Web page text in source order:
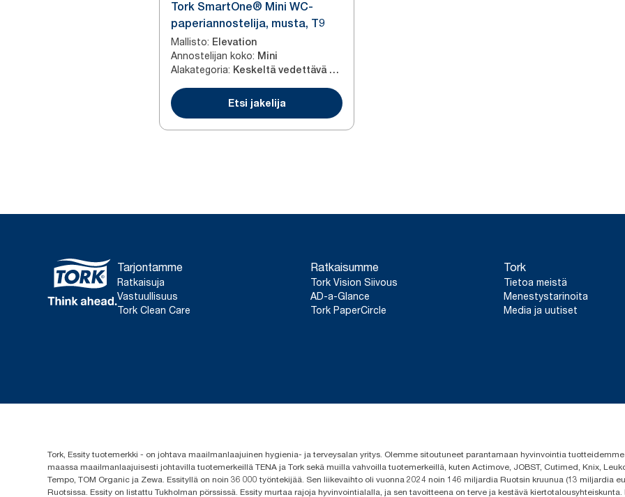
Tork SmartOne® Mini WC-
paperiannostelija, musta, T9
Mallisto: Elevation
Annostelijan koko: Mini
Alakategoria: Keskeltä vedettävä wc-paperi
Etsi jakelija
Tarjontamme
Ratkaisuja
Vastuullisuus
Tork Clean Care
Ratkaisumme
Tork Vision Siivous
AD-a-Glance
Tork PaperCircle
Tork
Tietoa meistä
Menestystarinoita
Media ja uutiset
Tork, Essity tuotemerkki - on johtava maailmanlaajuinen hygienia- ja terveysalan yritys. Olemme sitoutuneet parantamaan hyvinvointia
maassa maailmanlaajuisesti johtavilla tuotemerkeillä TENA ja Tork sekä muilla vahvoilla tuotemerkeillä, kuten Actimove, JOBST, Cutimed, Knix,
Tempo, TOM Organic ja Zewa. Essityllä on noin 36 000 työntekijää. Sen liikevaihto oli vuonna 2024 noin 146 miljardia Ruotsin kruunua (13 miljardia
Ruotsissa. Essity on listattu Tukholman pörssissä. Essity murtaa rajoja hyvinvointialalla, ja sen tavoitteena on terve ja kestävä